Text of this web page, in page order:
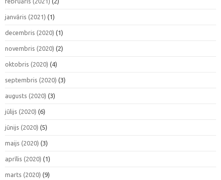
janvāris (2021) (1)
decembris (2020) (1)
novembris (2020) (2)
oktobris (2020) (4)
septembris (2020) (3)
augusts (2020) (3)
jūlijs (2020) (6)
jūnijs (2020) (5)
maijs (2020) (3)
aprīlis (2020) (1)
marts (2020) (9)